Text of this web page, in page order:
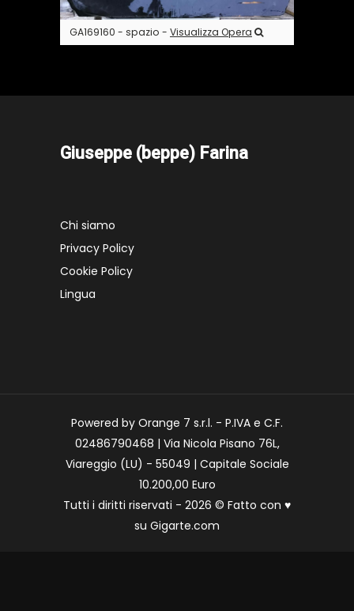
GA169160 - spazio - Visualizza Opera
Giuseppe (beppe) Farina
Chi siamo
Privacy Policy
Cookie Policy
Lingua
Powered by Orange 7 s.r.l. - P.IVA e C.F.
02486790468 | Via Nicola Pisano 76L,
Viareggio (LU) - 55049 | Capitale Sociale
10.200,00 Euro
Tutti i diritti riservati - 2026 © Fatto con ♥
su Gigarte.com